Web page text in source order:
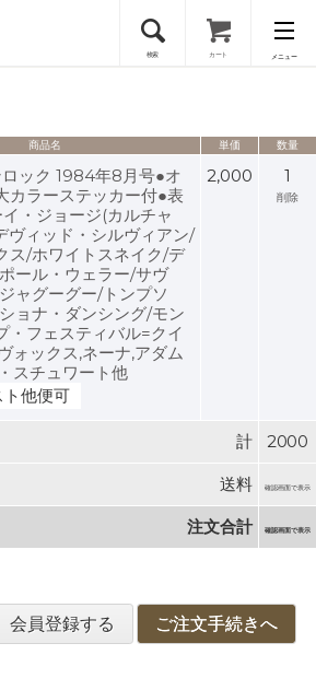
検索 カート メニュー
商品名 単価 数量
ック 1984年8月号●オ
カラーステッカー付●表
・ジョージ(カルチャ
ヴィッド・シルヴィアン/
ス/ホワイトスネイク/デ
ール・ウェラー/サヴ
ャグーグー/トンプソ
ョナ・ダンシング/モン
・フェスティバル=クイ
ォックス,ネーナ,アダム
スチュワート他
ト他便可
2,000 1
削除
計 2000
送料 確認画面で表示
注文合計 確認画面で表示
会員登録する ご注文手続きへ